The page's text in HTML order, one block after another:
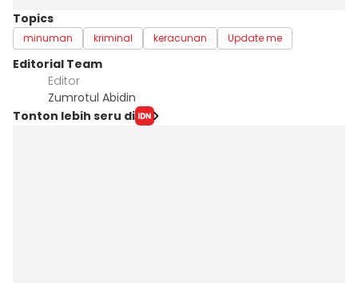
Topics
minuman kriminal keracunan Update me
Editorial Team
Editor
Zumrotul Abidin
Tonton lebih seru di